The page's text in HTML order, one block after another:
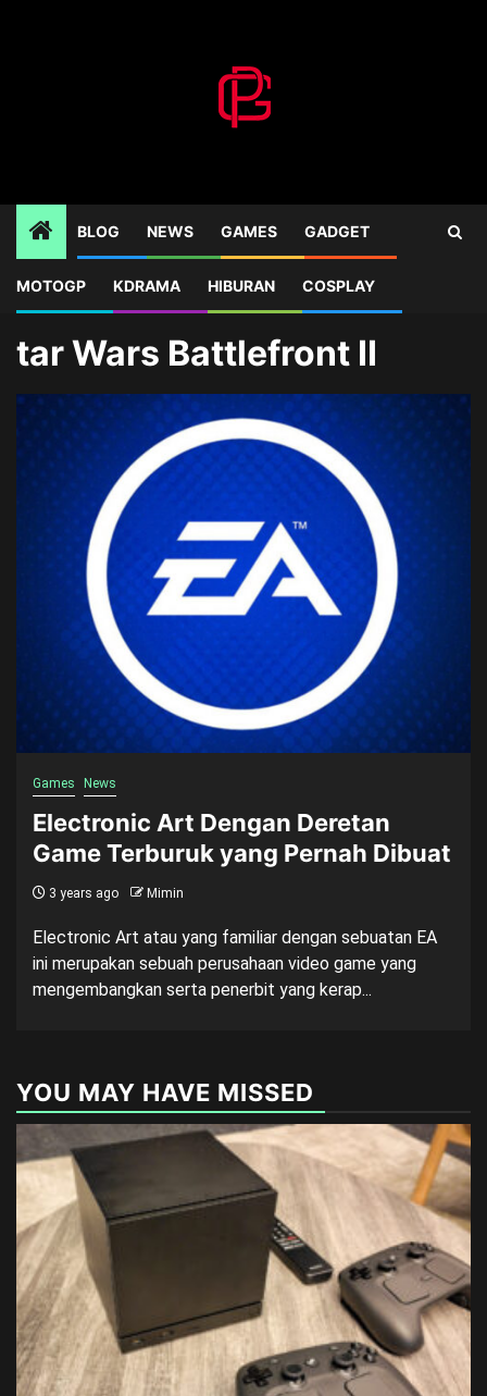
BLOG NEWS GAMES GADGET
MOTOGP KDRAMA HIBURAN COSPLAY
Home Blog tar Wars Battlefront II
tar Wars Battlefront II
Games News
Electronic Art Dengan Deretan
Game Terburuk yang Pernah Dibuat
3 years ago Mimin
Electronic Art atau yang familiar dengan sebuatan EA
ini merupakan sebuah perusahaan video game yang
mengembangkan serta penerbit yang kerap...
YOU MAY HAVE MISSED